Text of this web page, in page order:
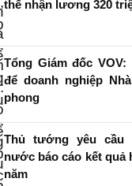
thể nhận lương 320
Tổng Giám đốc
để doanh nghiệp
phong
Thủ tướng yêu cầu
nước báo cáo kết quả
năm